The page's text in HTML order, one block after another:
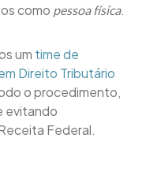
como pessoa física.
um time de
Direito Tributário
o procedimento,
evitando
Federal.